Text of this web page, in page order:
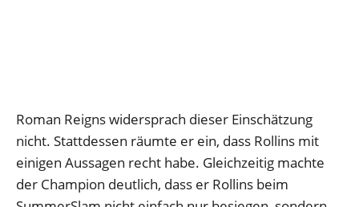
Roman Reigns widersprach dieser Einschätzung
nicht. Stattdessen räumte er ein, dass Rollins mit
einigen Aussagen recht habe. Gleichzeitig machte
der Champion deutlich, dass er Rollins beim